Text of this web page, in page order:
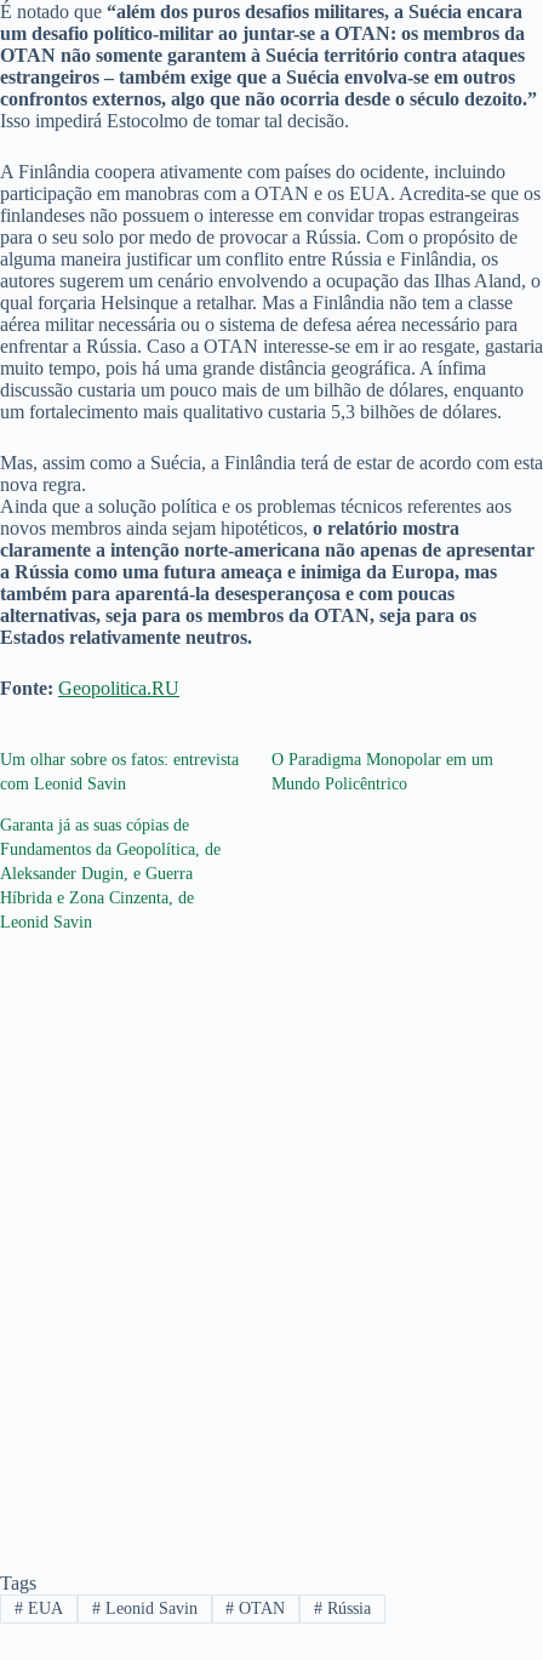
É notado que “além dos puros desafios militares, a Suécia encara
um desafio político-militar ao juntar-se a OTAN: os membros da
OTAN não somente garantem à Suécia território contra ataques
estrangeiros – também exige que a Suécia envolva-se em outros
confrontos externos, algo que não ocorria desde o século dezoito.”
Isso impedirá Estocolmo de tomar tal decisão.
A Finlândia coopera ativamente com países do ocidente, incluindo
participação em manobras com a OTAN e os EUA. Acredita-se que os
finlandeses não possuem o interesse em convidar tropas estrangeiras
para o seu solo por medo de provocar a Rússia. Com o propósito de
alguma maneira justificar um conflito entre Rússia e Finlândia, os
autores sugerem um cenário envolvendo a ocupação das Ilhas Aland, o
qual forçaria Helsinque a retalhar. Mas a Finlândia não tem a classe
aérea militar necessária ou o sistema de defesa aérea necessário para
enfrentar a Rússia. Caso a OTAN interesse-se em ir ao resgate, gastaria
muito tempo, pois há uma grande distância geográfica. A ínfima
discussão custaria um pouco mais de um bilhão de dólares, enquanto
um fortalecimento mais qualitativo custaria 5,3 bilhões de dólares.
Mas, assim como a Suécia, a Finlândia terá de estar de acordo com esta
nova regra.
Ainda que a solução política e os problemas técnicos referentes aos
novos membros ainda sejam hipotéticos, o relatório mostra
claramente a intenção norte-americana não apenas de apresentar
a Rússia como uma futura ameaça e inimiga da Europa, mas
também para aparentá-la desesperançosa e com poucas
alternativas, seja para os membros da OTAN, seja para os
Estados relativamente neutros.
Fonte: Geopolitica.RU
Um olhar sobre os fatos: entrevista
com Leonid Savin
O Paradigma Monopolar em um
Mundo Policêntrico
Garanta já as suas cópias de
Fundamentos da Geopolítica, de
Aleksander Dugin, e Guerra
Híbrida e Zona Cinzenta, de
Leonid Savin
Tags
#EUA #Leonid Savin # OTAN # Rússia